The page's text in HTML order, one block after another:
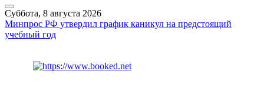
Суббота, 8 августа 2026
Минпрос РФ утвердил график каникул на предстоящий
учебный год